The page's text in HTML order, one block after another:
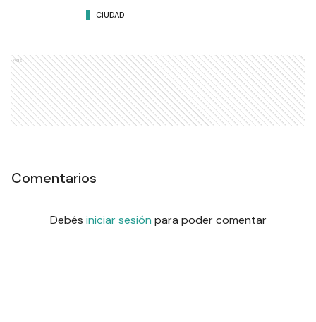
CIUDAD
Ads
Comentarios
Debés iniciar sesión para poder comentar